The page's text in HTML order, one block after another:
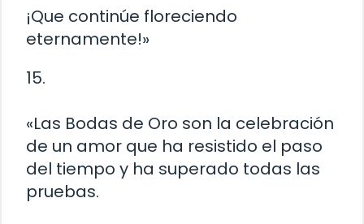
¡Que continúe floreciendo
eternamente!»
15.
«Las Bodas de Oro son la celebración
de un amor que ha resistido el paso
del tiempo y ha superado todas las
pruebas.